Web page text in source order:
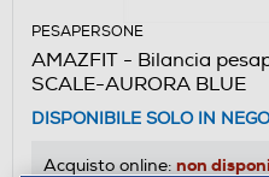
PESAPERSONE
AMAZFIT - Bilancia
SCALE-AURORA BLUE
DISPONIBILE SOLO IN
Acquisto online: non